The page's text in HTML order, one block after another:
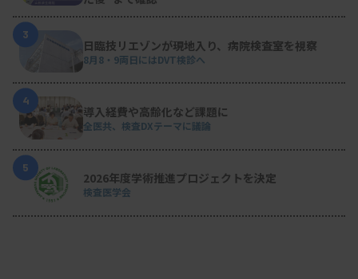
3
日臨技リエゾンが現地入り、病院検査室を視察
8月8・9両日にはDVT検診へ
4
導入経費や高齢化など課題に
全医共、検査DXテーマに議論
5
2026年度学術推進プロジェクトを決定
検査医学会